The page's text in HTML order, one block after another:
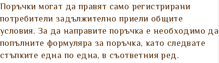
Поръчки могат да правят само регистрирани
потребители задължително приели общите
условия. За да направите поръчка е необходимо да
попълните формуляра за поръчка, като следвате
стъпките една по една, в съответния ред.